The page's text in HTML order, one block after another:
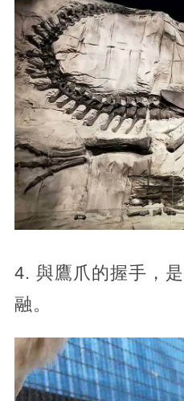
4. 與鷹爪的握手，
融。